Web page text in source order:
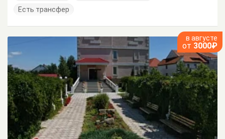
Есть трансфер
в августе
от 3000₽